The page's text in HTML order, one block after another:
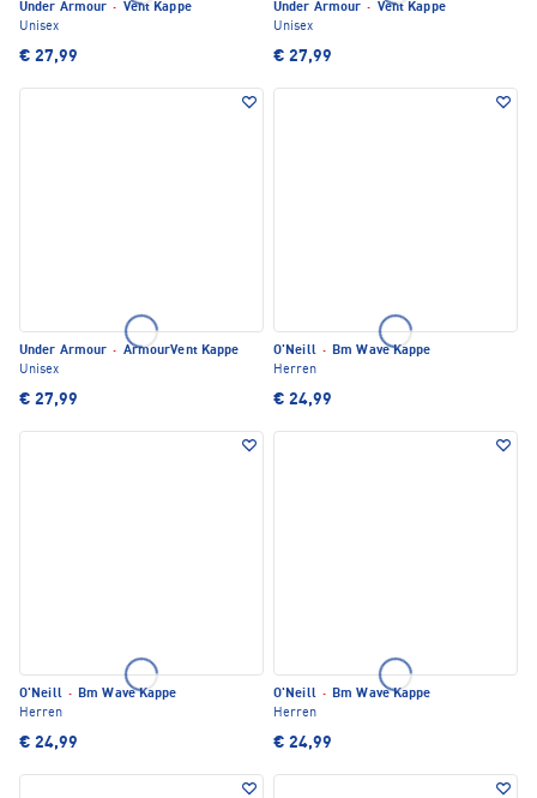
Under Armour · Vent Kappe
Unisex
€ 27,99
Under Armour · Vent Kappe
Unisex
€ 27,99
Under Armour · ArmourVent Kappe
Unisex
€ 27,99
O'Neill · Bm Wave Kappe
Herren
€ 24,99
O'Neill · Bm Wave Kappe
Herren
€ 24,99
O'Neill · Bm Wave Kappe
Herren
€ 24,99